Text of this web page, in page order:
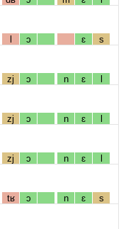
l ɔ ɛ s
zj ɔ n ɛ l
zj ɔ n ɛ l
zj ɔ n ɛ l
tʁ ɔ n ɛ s